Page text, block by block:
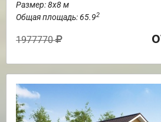
Размер: 8х8 м
Общая площадь: 65.92
1977770